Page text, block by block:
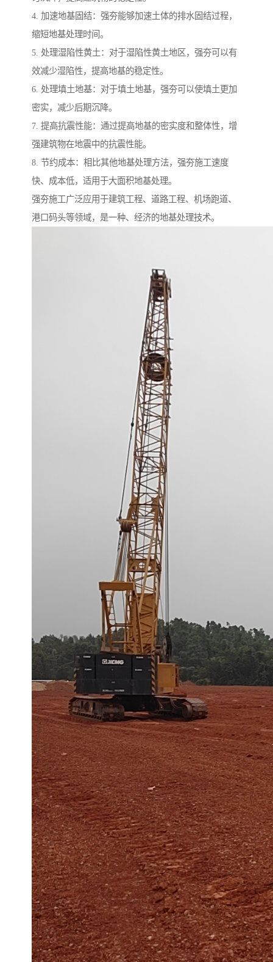
4. 加速地基固结：强夯能够加速土体的排水固结过程，
缩短地基处理时间。
5. 处理湿陷性黄土：对于湿陷性黄土地区，强夯可以有
效减少湿陷性，提高地基的稳定性。
6. 处理填土地基：对于填土地基，强夯可以使填土更加
密实，减少后期沉降。
7. 提高抗震性能：通过提高地基的密实度和整体性，增
强建筑物在地震中的抗震性能。
8. 节约成本：相比其他地基处理方法，强夯施工速度
快、成本低，适用于大面积地基处理。
强夯施工广泛应用于建筑工程、道路工程、机场跑道、
港口码头等领域，是一种、经济的地基处理技术。